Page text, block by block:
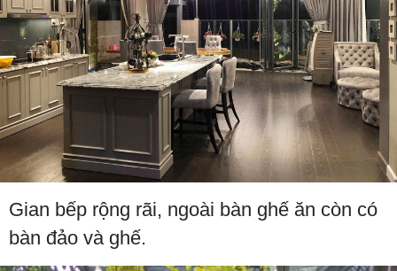
Gian bếp rộng rãi, ngoài bàn ghế ăn còn có
bàn đảo và ghế.